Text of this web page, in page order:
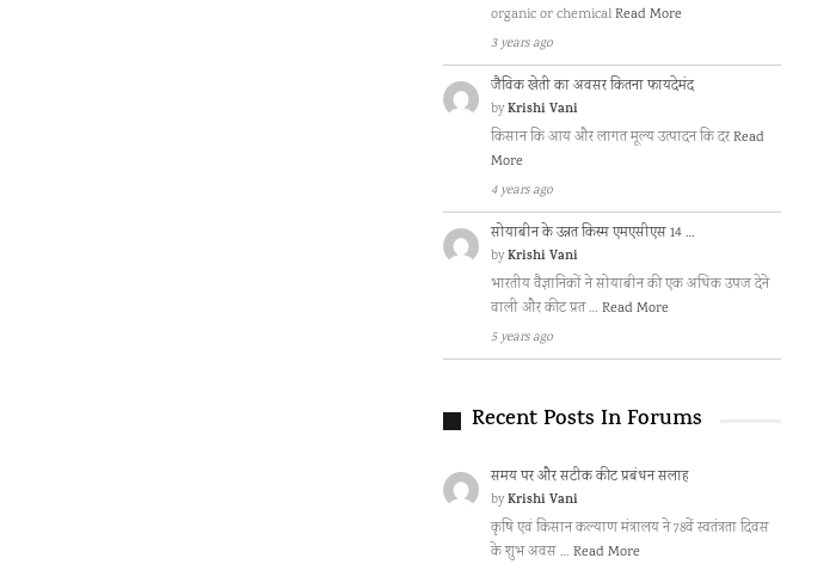
organic or chemicalRead More
3 years ago
जैविक खेती का अवसर कितना फायदेमंद
byKrishi Vani
किसान कि आय और लागत मूल्य उत्पादन कि दरRead
More
4 years ago
सोयाबीन के उन्नत किस्म एमएसीएस 14 …
byKrishi Vani
भारतीय वैज्ञानिकों ने सोयाबीन की एक अधिक उपज देने
वाली और कीट प्रत … Read More
5 years ago
Recent Posts In Forums
समय पर और सटीक कीट प्रबंधन सलाह
byKrishi Vani
कृषि एवं किसान कल्याण मंत्रालय ने 78वें स्वतंत्रता दिवस
के शुभ अवस … Read More